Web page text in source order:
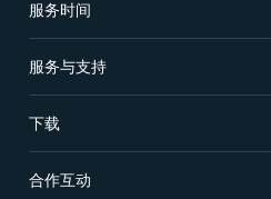
服务时间
服务与支持
下载
合作互动